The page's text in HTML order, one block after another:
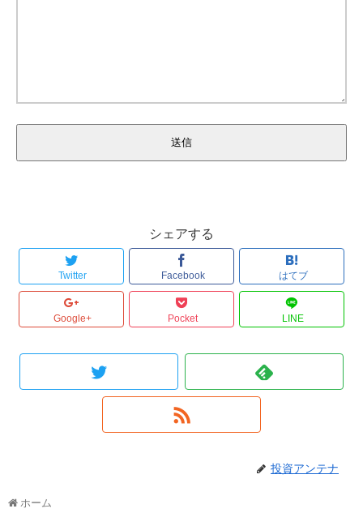
シェアする
Twitter Facebook はてブ
Google+ Pocket LINE
投資アンテナ
ホーム